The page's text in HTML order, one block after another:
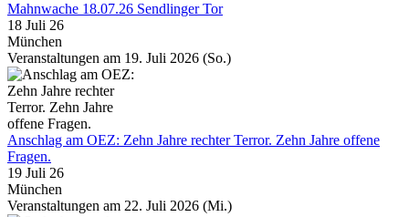
Mahnwache 18.07.26 Sendlinger Tor
18 Juli 26
München
Veranstaltungen am 19. Juli 2026 (So.)
Anschlag am OEZ: Zehn Jahre rechter Terror. Zehn Jahre offene
Fragen.
19 Juli 26
München
Veranstaltungen am 22. Juli 2026 (Mi.)